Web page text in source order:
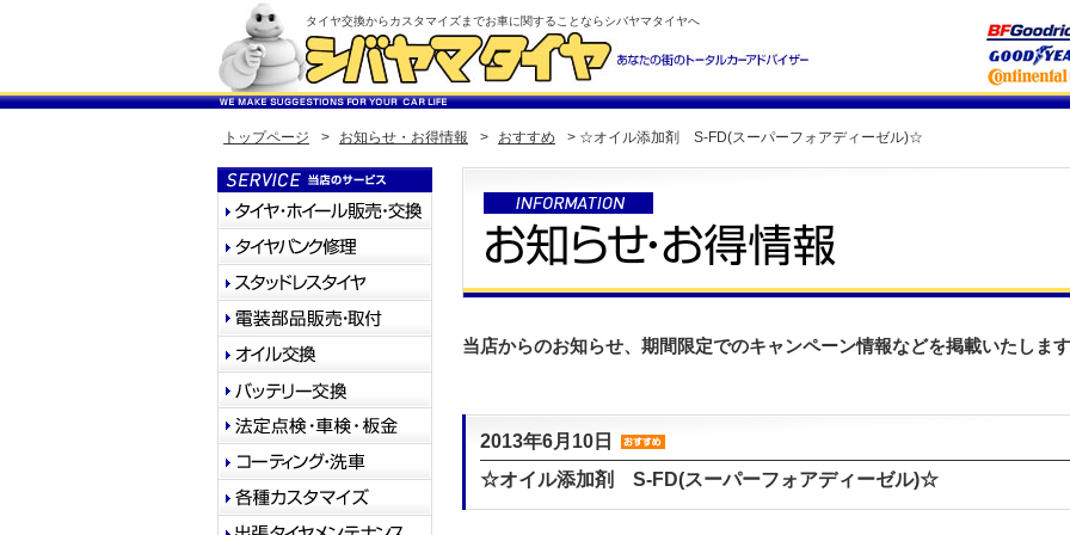
タイヤ交換からカスタマイズまでお車に関することならシバヤマタイヤへ
トップページ > お知らせ・お得情報 > おすすめ > ☆オイル添加剤 S-FD(スーパーフォアディーゼル)☆
当店からのお知らせ、期間限定でのキャンペーン情報などを掲載いたしま
2013年6月10日
☆オイル添加剤 S-FD(スーパーフォアディーゼル)☆